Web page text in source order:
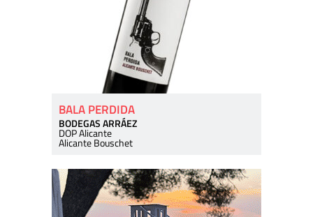
BALA PERDIDA
BODEGAS ARRÁEZ
DOP Alicante
Alicante Bouschet